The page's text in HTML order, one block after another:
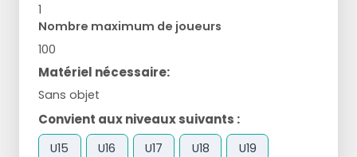
1
Nombre maximum de joueurs
100
Matériel nécessaire:
Sans objet
Convient aux niveaux suivants :
U15 U16 U17 U18 U19